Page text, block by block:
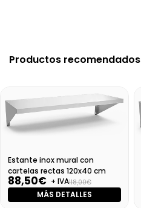
Productos recomendados
Estante inox mural con
cartelas rectas 120x40 cm
88,50€ + IVA118,00€
MÁS DETALLES